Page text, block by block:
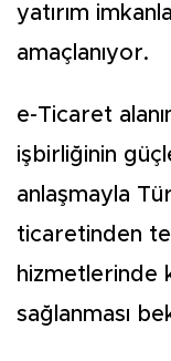
yatırım
amaçlanıyor.
e-Ticaret
işbirliğinin
anlaşmayla
ticaretinden
hizmetlerinde
sağlanması